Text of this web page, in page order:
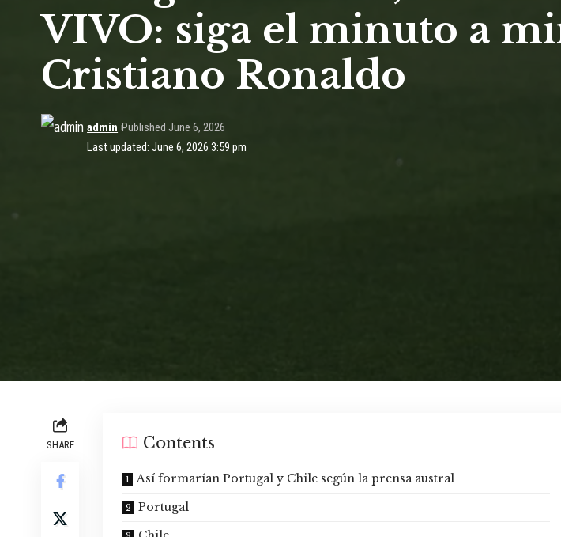
VIVO: siga el minuto a
Cristiano Ronaldo
Last updated: June 6, 2026 3:59 pm
admin Published June 6, 2026
SHARE Contents
Así formarían Portugal y Chile según la prensa austral
Portugal